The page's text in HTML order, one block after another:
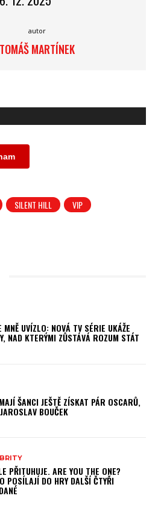
autor
TOMÁŠ MARTÍNEK
SILENT HILL VIP
MNĚ UVÍZLO: NOVÁ TV SÉRIE UKÁŽE
NAD KTERÝMI ZŮSTÁVÁ ROZUM STÁT
ŠANCI JEŠTĚ ZÍSKAT PÁR OSCARŮ,
BOUČEK
PŘITUHUJE. ARE YOU THE ONE?
POSÍLAJÍ DO HRY DALŠÍ ČTYŘI